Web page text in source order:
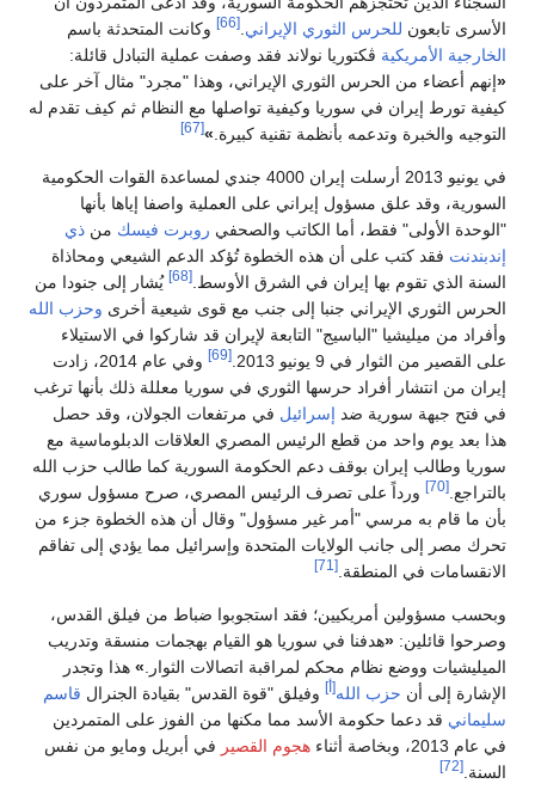
الأسرى تابعون للحرس الثوري الإيراني [66]
وكانت المتحدثة باسم
الخارجية الأمريكية ڤكتوريا نولاند فقد وصفت عملية التبادل قائلة:
«إنهم أعضاء من الحرس الثوري الإيراني، وهذا "مجرد" مثال آخر على
كيفية تورط إيران في سوريا وكيفية تواصلها مع النظام ثم كيف تقدم له
التوجيه والخبرة وتدعمه بأنظمة تقنية كبيرة. »
[67]
في يونيو 2013 أرسلت إيران 4000 جندي لمساعدة القوات الحكومية
السورية، وقد علق مسؤول إيراني على العملية واصفا إياها بأنها
"الوحدة الأولى" فقط، أما الكاتب والصحفي روبرت فيسك من ذي
إندبندنت فقد كتب على أن هذه الخطوة تُؤكد الدعم الشيعي ومحاذاة
السنة الذي تقوم بها إيران في الشرق الأوسط. [68]
يُشار إلى جنودا من
الحرس الثوري الإيراني جنبا إلى جنب مع قوى شيعية أخرى وحزب الله
وأفراد من ميليشيا "الباسيج" التابعة لإيران قد شاركوا في الاستيلاء
على القصير من الثوار في 9 يونيو 2013.
[69]
وفي عام 2014، زادت
إيران من انتشار أفراد حرسها الثوري في سوريا معللة ذلك بأنها ترغب
في فتح جبهة سورية ضد إسرائيل في مرتفعات الجولان، وقد حصل
هذا بعد يوم واحد من قطع الرئيس المصري العلاقات الدبلوماسية مع
سوريا وطالب إيران بوقف دعم الحكومة السورية كما طالب حزب الله
بالتراجع. [70]
ورداً على تصرف الرئيس المصري، صرح مسؤول سوري
بأن ما قام به مرسي "أمر غير مسؤول" وقال أن هذه الخطوة جزء من
تحرك مصر إلى جانب الولايات المتحدة وإسرائيل مما يؤدي إلى تفاقم
الانقسامات في المنطقة. [71]
وبحسب مسؤولين أمريكيين؛ فقد استجوبوا ضباط من فيلق القدس،
وصرحوا قائلين: «هدفنا في سوريا هو القيام بهجمات منسقة وتدريب
الميليشيات ووضع نظام محكم لمراقبة اتصالات الثوار. » هذا وتجدر
الإشارة إلى أن حزب الله[أ] وفيلق "قوة القدس" بقيادة الجنرال قاسم
سليماني قد دعما حكومة الأسد مما مكنها من الفوز على المتمردين
في عام 2013، وبخاصة أثناء
هجوم القصير في أبريل ومايو من نفس
السنة. [72]